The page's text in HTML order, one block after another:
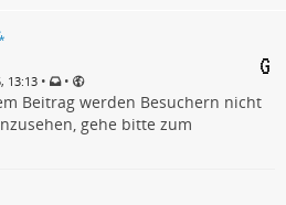
13:13 • •
Beitrag werden Besuchern nicht
gehe bitte zum